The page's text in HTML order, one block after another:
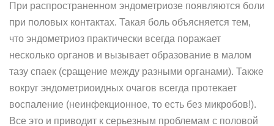
При распространенном эндометриозе появляются боли
при половых контактах. Такая боль объясняется тем,
что эндометриоз практически всегда поражает
несколько органов и вызывает образование в малом
тазу спаек (сращение между разными органами). Также
вокруг эндометриоидных очагов всегда протекает
воспаление (неинфекционное, то есть без микробов!).
Все это и приводит к серьезным проблемам с половой